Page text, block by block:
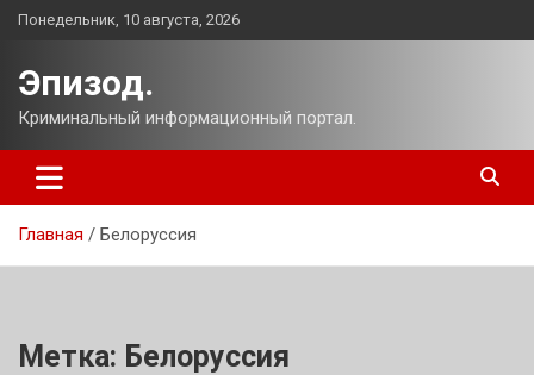
Перейти
Понедельник, 10 августа, 2026
Эпизод.
Криминальный информационный портал.
Главная Белоруссия
Метка: Белоруссия